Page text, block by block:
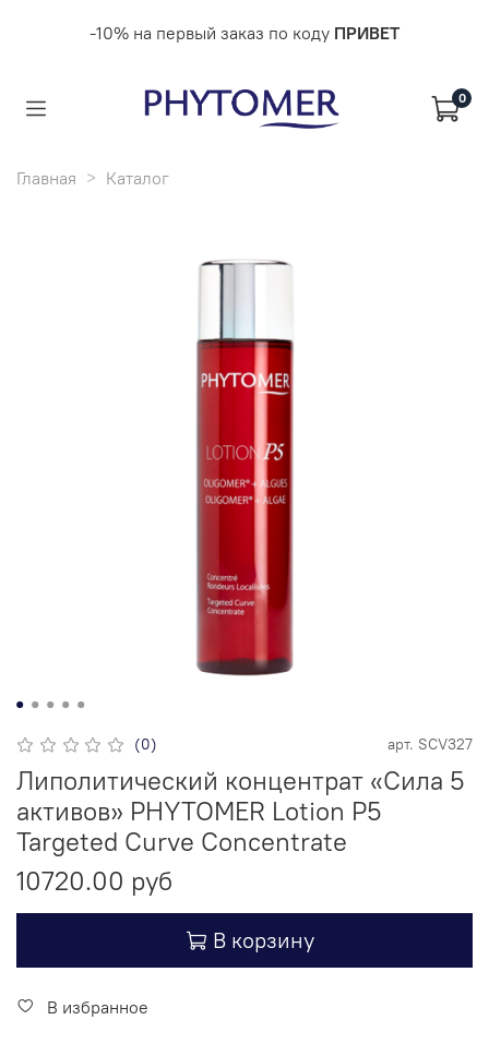
-10% на первый заказ по коду ПРИВЕТ
0
Главная Каталог
(0) арт. SCV327
Липолитический концентрат «Сила 5
активов» PHYTOMER Lotion P5
Targeted Curve Concentrate
10720.00 руб
В корзину
В избранное